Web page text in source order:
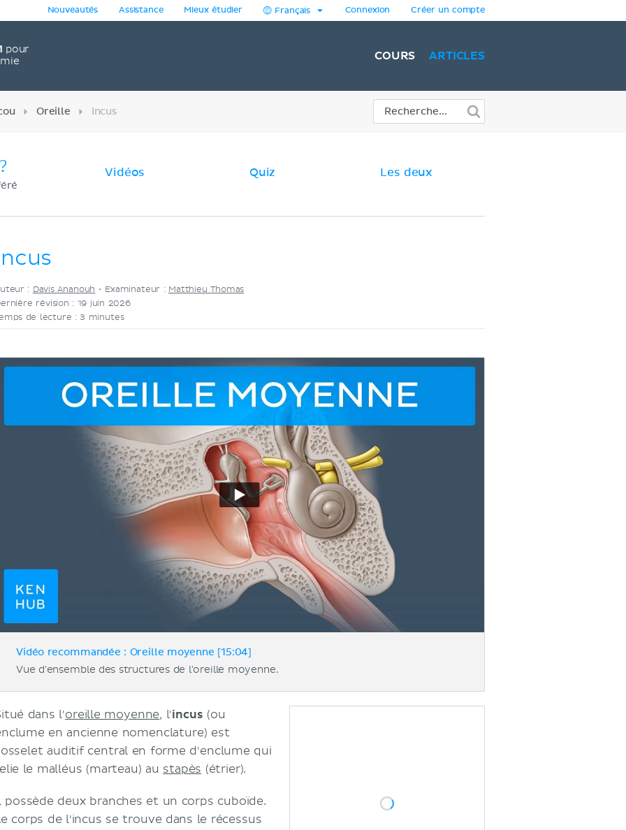
pour
Nouveautés Assistance Mieux étudier Français Connexion Créer un compte
COURS ARTICLES
Oreille Incus
Vidéos Quiz Les deux
: Davis Ananouh • Examinateur : Matthieu Thomas
révision : 19 juin 2026
de lecture : 3 minutes
Vidéo recommandée : Oreille moyenne [15:04]
Vue d'ensemble des structures de l'oreille moyenne.
dans l'oreille moyenne, l'incus (ou
en ancienne nomenclature) est
auditif central en forme d'enclume qui
le malléus (marteau) au stapès (étrier).
possède deux branches et un corps cuboïde.
corps de l'incus se trouve dans le récessus